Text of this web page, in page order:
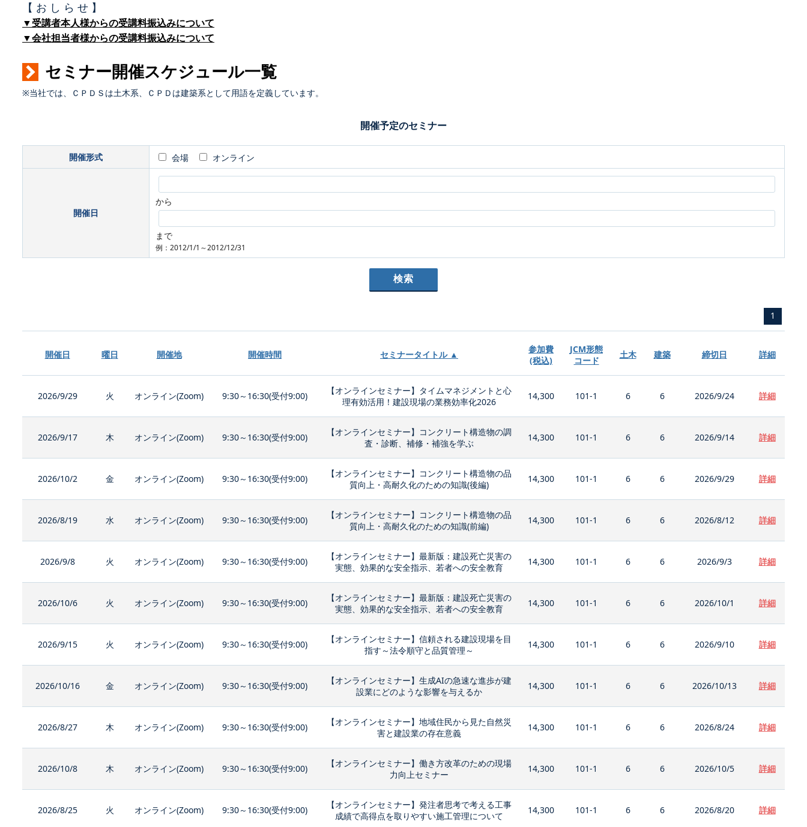
【 お し ら せ 】
▼受講者本人様からの受講料振込みについて
▼会社担当者様からの受講料振込みについて
セミナー開催スケジュール一覧
※当社では、ＣＰＤＳは土木系、ＣＰＤは建築系として用語を定義しています。
開催予定のセミナー
開催形式 会場 オンライン
開催日
から
まで
例：2012/1/1～2012/12/31
1
開催日 曜日 開催地 開催時間 セミナータイトル ▲
参加費
(税込)
JCM形態
コード
土木 建築 締切日 詳細
2026/9/29 火 オンライン(Zoom) 9:30～16:30(受付9:00)
【オンラインセミナー】タイムマネジメントと心
理有効活用！建設現場の業務効率化2026
14,300 101-1 6 6 2026/9/24 詳細
2026/9/17 木 オンライン(Zoom) 9:30～16:30(受付9:00)
【オンラインセミナー】コンクリート構造物の調
査・診断、補修・補強を学ぶ
14,300 101-1 6 6 2026/9/14 詳細
2026/10/2 金 オンライン(Zoom) 9:30～16:30(受付9:00)
【オンラインセミナー】コンクリート構造物の品
質向上・高耐久化のための知識(後編)
14,300 101-1 6 6 2026/9/29 詳細
2026/8/19 水 オンライン(Zoom) 9:30～16:30(受付9:00)
【オンラインセミナー】コンクリート構造物の品
質向上・高耐久化のための知識(前編)
14,300 101-1 6 6 2026/8/12 詳細
2026/9/8 火 オンライン(Zoom) 9:30～16:30(受付9:00)
【オンラインセミナー】最新版：建設死亡災害の
実態、効果的な安全指示、若者への安全教育
14,300 101-1 6 6 2026/9/3 詳細
2026/10/6 火 オンライン(Zoom) 9:30～16:30(受付9:00)
【オンラインセミナー】最新版：建設死亡災害の
実態、効果的な安全指示、若者への安全教育
14,300 101-1 6 6 2026/10/1 詳細
2026/9/15 火 オンライン(Zoom) 9:30～16:30(受付9:00)
【オンラインセミナー】信頼される建設現場を目
指す～法令順守と品質管理～
14,300 101-1 6 6 2026/9/10 詳細
2026/10/16 金 オンライン(Zoom) 9:30～16:30(受付9:00)
【オンラインセミナー】生成AIの急速な進歩が建
設業にどのような影響を与えるか
14,300 101-1 6 6 2026/10/13 詳細
2026/8/27 木 オンライン(Zoom) 9:30～16:30(受付9:00)
【オンラインセミナー】地域住民から見た自然災
害と建設業の存在意義
14,300 101-1 6 6 2026/8/24 詳細
2026/10/8 木 オンライン(Zoom) 9:30～16:30(受付9:00)
【オンラインセミナー】働き方改革のための現場
力向上セミナー
14,300 101-1 6 6 2026/10/5 詳細
2026/8/25 火 オンライン(Zoom) 9:30～16:30(受付9:00)
【オンラインセミナー】発注者思考で考える工事
成績で高得点を取りやすい施工管理について
14,300 101-1 6 6 2026/8/20 詳細